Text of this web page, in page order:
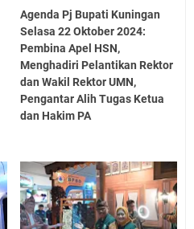
Agenda Pj Bupati Kuningan
Selasa 22 Oktober 2024:
Pembina Apel HSN,
Menghadiri Pelantikan Rektor
dan Wakil Rektor UMN,
Pengantar Alih Tugas Ketua
dan Hakim PA